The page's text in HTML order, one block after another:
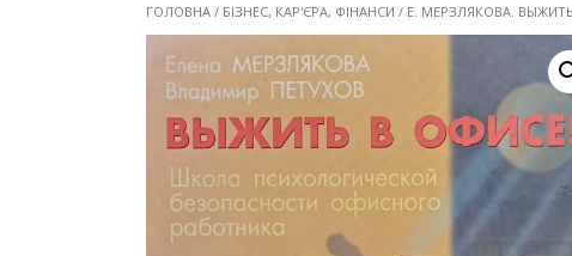
ГОЛОВНА / БІЗНЕС, КАР'ЄРА, ФІНАНСИ / Е. МЕРЗЛЯКОВА.